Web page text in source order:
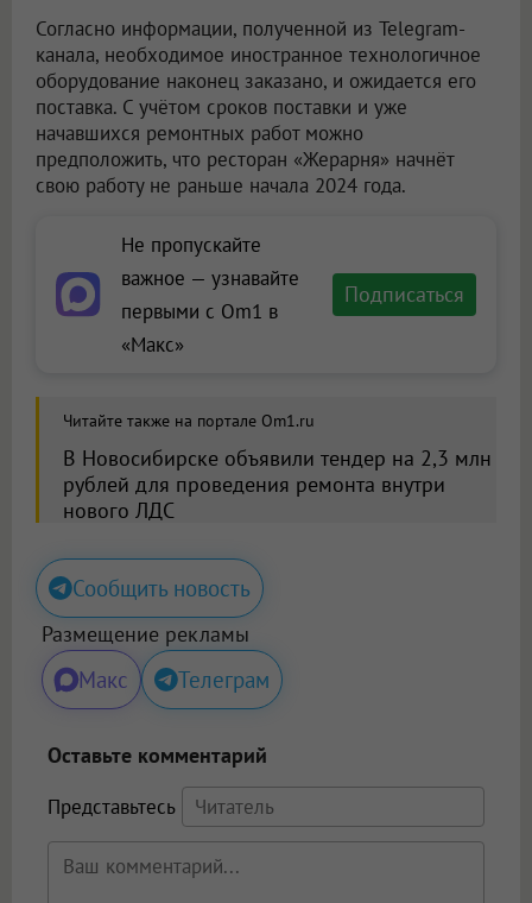
Согласно информации, полученной из Telegram-
канала, необходимое иностранное технологичное
оборудование наконец заказано, и ожидается его
поставка. С учётом сроков поставки и уже
начавшихся ремонтных работ можно
предположить, что ресторан «Жерарня» начнёт
свою работу не раньше начала 2024 года.
Не пропускайте
важное — узнавайте
первыми с Om1 в
«Макс»
Подписаться
Читайте также на портале Om1.ru
В Новосибирске объявили тендер на 2,3 млн
рублей для проведения ремонта внутри
нового ЛДС
Сообщить новость
Размещение рекламы
Макс Телеграм
Оставьте комментарий
Представьтесь